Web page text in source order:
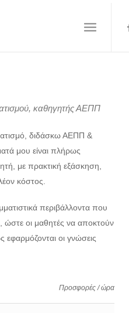
καθηγητής ΑΕΠΠ
διδάσκω ΑΕΠΠ &
μου είναι πλήρως
με πρακτική εξάσκηση,
κόστος.
περιβάλλοντα που
ώστε οι μαθητές να αποκτούν
εφαρμόζονται οι γνώσεις
Προσφορές / ώρα